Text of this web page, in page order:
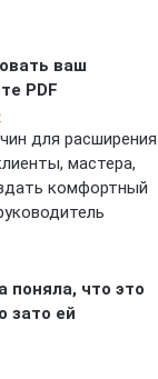
ваш
PDF
для расширения
мастера,
комфортный
поняла, что это
зато ей